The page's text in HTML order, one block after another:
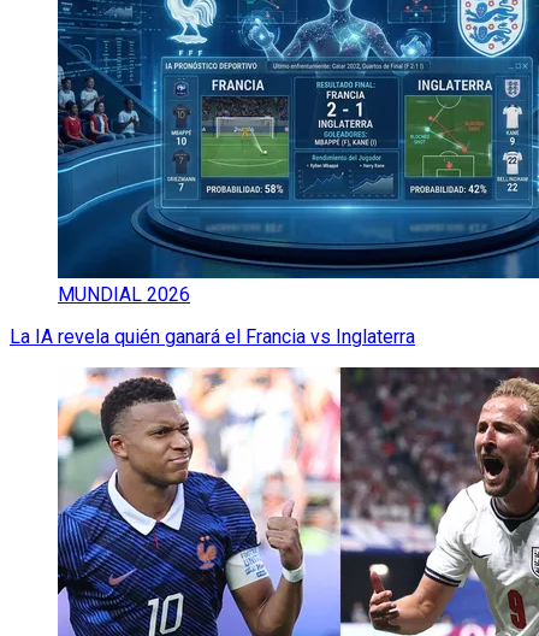
MUNDIAL 2026
La IA revela quién ganará el Francia vs Inglaterra